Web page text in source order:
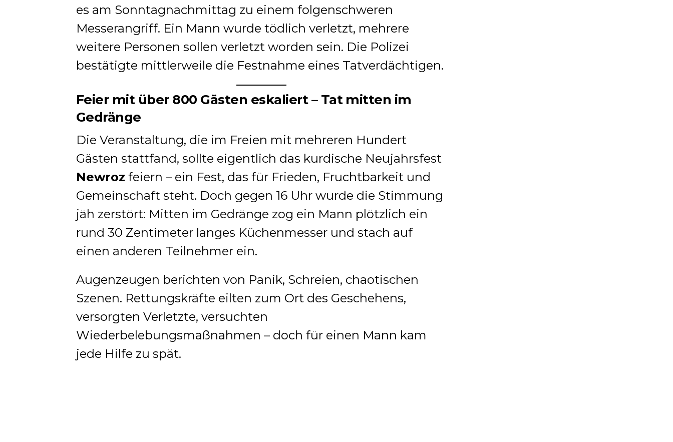
es am Sonntagnachmittag zu einem folgenschweren
Messerangriff. Ein Mann wurde tödlich verletzt, mehrere
weitere Personen sollen verletzt worden sein. Die Polizei
bestätigte mittlerweile die Festnahme eines Tatverdächtigen.
Feier mit über 800 Gästen eskaliert – Tat mitten im
Gedränge
Die Veranstaltung, die im Freien mit mehreren Hundert
Gästen stattfand, sollte eigentlich das kurdische Neujahrsfest
Newroz feiern – ein Fest, das für Frieden, Fruchtbarkeit und
Gemeinschaft steht. Doch gegen 16 Uhr wurde die Stimmung
jäh zerstört: Mitten im Gedränge zog ein Mann plötzlich ein
rund 30 Zentimeter langes Küchenmesser und stach auf
einen anderen Teilnehmer ein.
Augenzeugen berichten von Panik, Schreien, chaotischen
Szenen. Rettungskräfte eilten zum Ort des Geschehens,
versorgten Verletzte, versuchten
Wiederbelebungsmaßnahmen – doch für einen Mann kam
jede Hilfe zu spät.